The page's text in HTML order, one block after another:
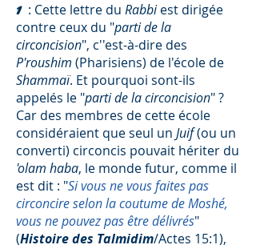
1 : Cette lettre du Rabbiest dirigée
contre ceux du "parti de la
circoncision", c''est-à-dire des
P'roushim (Pharisiens) de l'école de
Shammaï. Et pourquoi sont-ils
appelés le "parti de la circoncision" ?
Car des membres de cette école
considéraient que seul un Juif(ou un
converti) circoncis pouvait hériter du
'olam haba, le monde futur, comme il
est dit : "Si vous ne vous faites pas
circoncire selon la coutume de Moshé,
vous ne pouvez pas être délivrés"
(Histoire des Talmidim/Actes 15:1),